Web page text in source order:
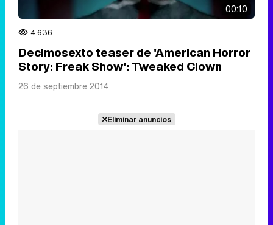
00:10
4.636
Decimosexto teaser de 'American Horror
Story: Freak Show': Tweaked Clown
26 de septiembre 2014
Eliminar anuncios